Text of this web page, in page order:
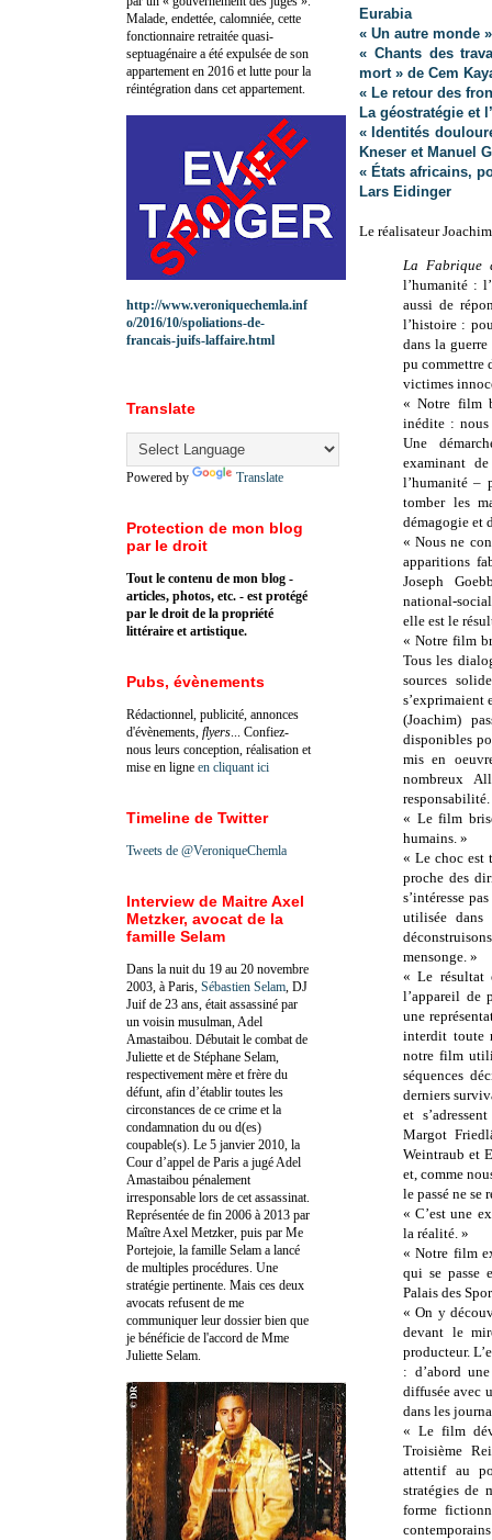
Eurabia
« Un autre monde
« Chants des
mort » de Cem
« Le retour des
La géostratégie et
« Identités
Kneser et Manuel
« États africains,
Lars Eidinger
Le réalisateur
La Fabrique
l’humanité :
aussi de
l’histoire :
dans la
pu commettre
victimes
« Notre film
inédite : nous
Une
examinant
l’humanité –
tomber les
démagogie et
« Nous ne
apparitions
Joseph
national-
elle est le
« Notre film
Tous les
sources
s’exprimaient
(Joachim)
disponibles
mis en
nombreux
« Le film
humains. »
« Le choc est
proche des
s’intéresse
utilisée
mensonge. »
« Le résultat
l’appareil de
une
interdit toute
notre film
séquences
derniers
et
Margot
Weintraub et
et, comme
le passé ne se
« C’est une
la réalité. »
« Notre film
qui se passe
Palais des
« On y
devant le
producteur.
: d’abord
diffusée avec
dans les
« Le film
Troisième
attentif au
stratégies de
forme
Malade, endettée, calomniée, cette
fonctionnaire retraitée quasi-
septuagénaire a été expulsée de son
appartement en 2016 et lutte pour la
réintégration dans cet appartement.
http://www.veroniquechemla.inf
o/2016/10/spoliations-de-
francais-juifs-laffaire.html
Translate
Powered by Translate
Protection de mon blog
par le droit
Tout le contenu de mon blog -
articles, photos, etc. - est protégé
par le droit de la propriété
littéraire et artistique.
Pubs, évènements
Rédactionnel, publicité, annonces
d'évènements, flyers ... Confiez-
nous leurs conception, réalisation et
mise en ligne en cliquant ici
Timeline de Twitter
Tweets de @VeroniqueChemla
Interview de Maitre Axel
Metzker, avocat de la
famille Selam
Dans la nuit du 19 au 20 novembre
2003, à Paris, Sébastien Selam , DJ
Juif de 23 ans, était assassiné par
un voisin musulman, Adel
Amastaibou. Débutait le combat de
Juliette et de Stéphane Selam,
respectivement mère et frère du
défunt, afin d’établir toutes les
circonstances de ce crime et la
condamnation du ou d(es)
coupable(s). Le 5 janvier 2010, la
Cour d’appel de Paris a jugé Adel
Amastaibou pénalement
irresponsable lors de cet assassinat.
Représentée de fin 2006 à 2013 par
Maître Axel Metzker, puis par Me
Portejoie, la famille Selam a lancé
de multiples procédures. Une
stratégie pertinente. Mais ces deux
avocats refusent de me
communiquer leur dossier bien que
je bénéficie de l'accord de Mme
Juliette Selam.